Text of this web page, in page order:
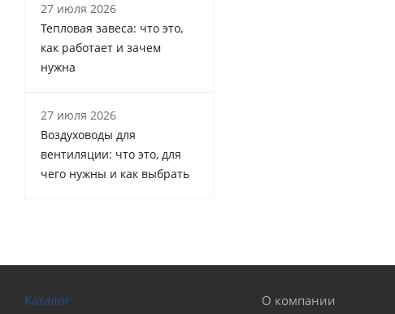
27 июля 2026
Тепловая завеса: что это,
как работает и зачем
нужна
27 июля 2026
Воздуховоды для
вентиляции: что это, для
чего нужны и как выбрать
Каталог
О компании